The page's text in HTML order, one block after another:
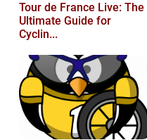
Tour de France Live: The
Ultimate Guide for
Cyclin...